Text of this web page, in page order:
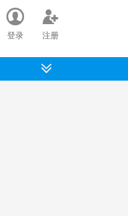
登录 注册